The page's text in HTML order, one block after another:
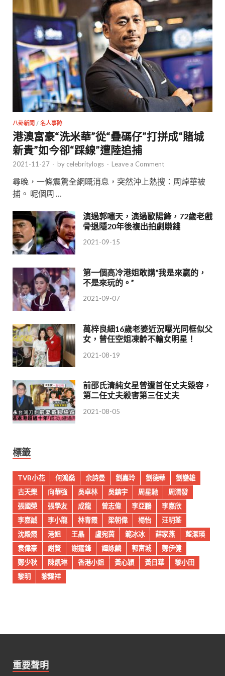
八卦新聞 / 名人事跡
港澳富豪“洗米華”從“疊碼仔”打拼成“賭城
新貴”如今卻“踩線”遭陸追捕
2021-11-27 - by celebritylogs - Leave a Comment
尋晚，一條震驚全網嘅消息，突然沖上熱搜：周焯華被
捕。 呢個周 …
演過郭嘯天，演過歐陽鋒，72歲老戲
骨退隱20年後複出拍劇賺錢
2021-09-15
第一個高冷港姐敢講“我是來贏的，
不是來玩的。”
2021-09-07
萬梓良細16歲老婆近況曝光同框似父
女，曾任空姐凍齡不輸女明星！
2021-08-19
前邵氏清純女星曾遭首任丈夫毀容，
第二任丈夫殺害第三任丈夫
2021-08-05
標籤
TVB小花 何鴻燊 佘詩曼 劉嘉玲 劉德華
劉鑾雄
古天樂
向華強 吳卓林 吳鎮宇 周星馳
周潤發
張國榮
張學友 成龍 曾志偉 李亞鵬
李嘉欣
李嘉誠
李小龍 林青霞 梁朝偉 楊怡
汪明荃
沈殿霞
港姐 王晶 盧宛茵 範冰冰 薛家燕
藍潔瑛
袁偉豪
謝賢 謝霆鋒 譚詠麟 郭富城
鄭伊健
鄭少秋
陳凱琳 香港小姐 黃心穎 黃日華
黎小田
黎明
黎耀祥
重要聲明